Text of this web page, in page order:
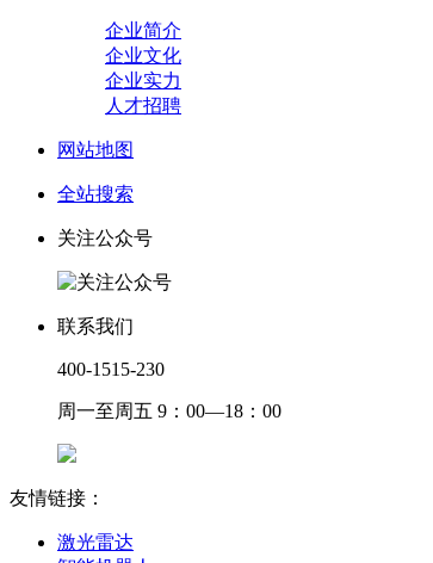
企业简介
企业文化
企业实力
人才招聘
网站地图
全站搜索
关注公众号
联系我们
400-1515-230
周一至周五 9：00—18：00
友情链接：
激光雷达